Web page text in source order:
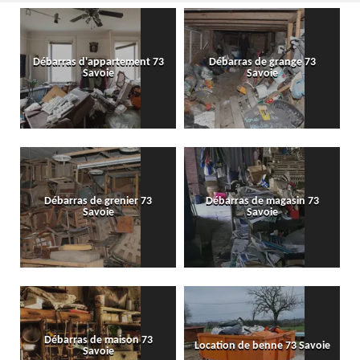
Débarras d'appartement 73
Savoie
Débarras de grange 73
Savoie
Débarras de grenier 73
Savoie
Débarras de magasin 73
Savoie
Débarras de maison 73
Savoie
Location de benne 73 Savoie